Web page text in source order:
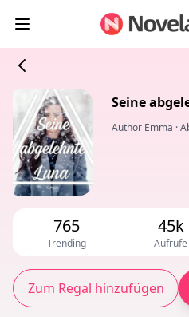
Seine
Author Emma ·
765
Trending
45k
Aufrufe
Zum Regal hinzufügen